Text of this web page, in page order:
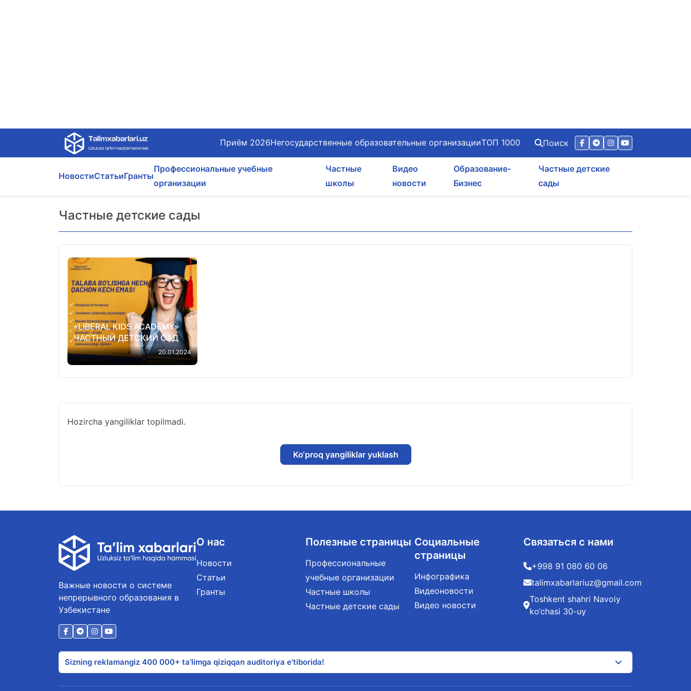
content
Приём 2026Негосударственные образовательные организацииТОП 1000 Поиск
НовостиСтатьиГранты
Профессиональные учебные
организации
Частные
школы
Видео
новости
Образование-
Бизнес
Частные детские
сады
Частные детские сады
«LIBERAL KIDS ACADEMY»
ЧАСТНЫЙ ДЕТСКИЙ САД
20.01.2024
Hozircha yangiliklar topilmadi.
Ko‘proq yangiliklar yuklash
Важные новости о системе
непрерывного образования в
Узбекистане
О нас
Новости
Статьи
Гранты
Полезные страницы
Профессиональные
учебные организации
Частные школы
Частные детские сады
Социальные
страницы
Инфографика
Видеоновости
Видео новости
Связаться с нами
+998 91 080 60 06
talimxabarlariuz@gmail.com
Toshkent shahri Navoiy
ko‘chasi 30-uy
Sizning reklamangiz 400 000+ ta'limga qiziqqan auditoriya e'tiborida!